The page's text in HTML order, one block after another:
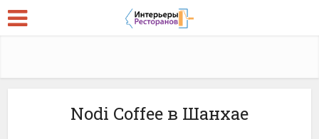
Nodi Coffee в Шанхае